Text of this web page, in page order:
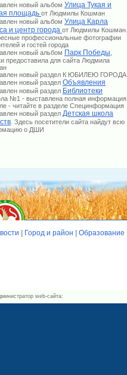
новый альбом Улица Тукая и
площадь от Людмилы Кошман
новый альбом Улица Карла
и центр города от Людмилы Кошман.
профессиональные фотографии
и гостей города
новый альбом Парк Победы
предоставила для сайта Людмила
новый раздел К ЮБИЛЕЮ ГОРОДА
новый раздел Объявления
новый раздел Библиотеки
№1 - выставлена полная информация
- читайте в разделе Специнформация
новый раздел Детская школа
. Здесь посетители сайта найдут всю
о ДШИ
Город и район Образование
web-сайта: